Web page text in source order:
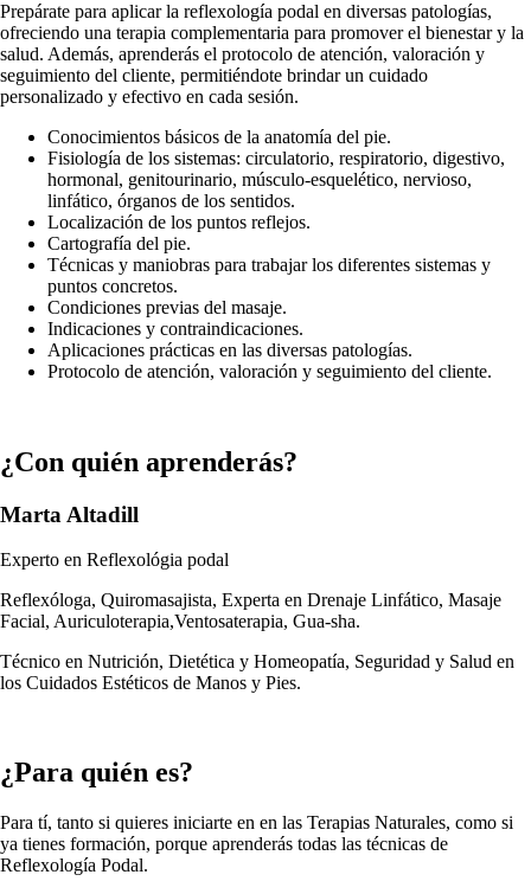
Prepárate para aplicar la reflexología podal en diversas patologías,
ofreciendo una terapia complementaria para promover el bienestar y la
salud. Además, aprenderás el protocolo de atención, valoración y
seguimiento del cliente, permitiéndote brindar un cuidado
personalizado y efectivo en cada sesión.
Conocimientos básicos de la anatomía del pie.
Fisiología de los sistemas: circulatorio, respiratorio, digestivo,
hormonal, genitourinario, músculo-esquelético, nervioso,
linfático, órganos de los sentidos.
Localización de los puntos reflejos.
Cartografía del pie.
Técnicas y maniobras para trabajar los diferentes sistemas y
puntos concretos.
Condiciones previas del masaje.
Indicaciones y contraindicaciones.
Aplicaciones prácticas en las diversas patologías.
Protocolo de atención, valoración y seguimiento del cliente.
¿Con quién aprenderás?
Marta Altadill
Experto en Reflexológia podal
Reflexóloga, Quiromasajista, Experta en Drenaje Linfático, Masaje
Facial, Auriculoterapia,Ventosaterapia, Gua-sha.
Técnico en Nutrición, Dietética y Homeopatía, Seguridad y Salud en
los Cuidados Estéticos de Manos y Pies.
¿Para quién es?
Para tí, tanto si quieres iniciarte en en las Terapias Naturales, como si
ya tienes formación, porque aprenderás todas las técnicas de
Reflexología Podal.